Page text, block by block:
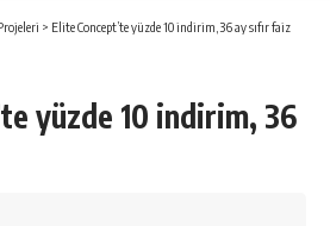
> Elite Concept’te yüzde 10 indirim, 36 ay sıfır faiz
yüzde 10 indirim, 36